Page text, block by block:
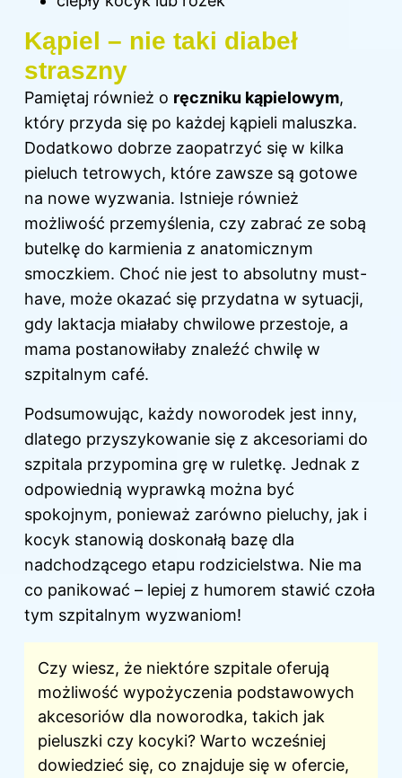
Kąpiel – nie taki diabeł
straszny
Pamiętaj również o ręczniku kąpielowym,
który przyda się po każdej kąpieli maluszka.
Dodatkowo dobrze zaopatrzyć się w kilka
pieluch tetrowych, które zawsze są gotowe
na nowe wyzwania. Istnieje również
możliwość przemyślenia, czy zabrać ze sobą
butelkę do karmienia z anatomicznym
smoczkiem. Choć nie jest to absolutny must-
have, może okazać się przydatna w sytuacji,
gdy laktacja miałaby chwilowe przestoje, a
mama postanowiłaby znaleźć chwilę w
szpitalnym café.
Podsumowując, każdy noworodek jest inny,
dlatego przyszykowanie się z akcesoriami do
szpitala przypomina grę w ruletkę. Jednak z
odpowiednią wyprawką można być
spokojnym, ponieważ zarówno pieluchy, jak i
kocyk stanowią doskonałą bazę dla
nadchodzącego etapu rodzicielstwa. Nie ma
co panikować – lepiej z humorem stawić czoła
tym szpitalnym wyzwaniom!
Czy wiesz, że niektóre szpitale oferują
możliwość wypożyczenia podstawowych
akcesoriów dla noworodka, takich jak
pieluszki czy kocyki? Warto wcześniej
dowiedzieć się, co znajduje się w ofercie,